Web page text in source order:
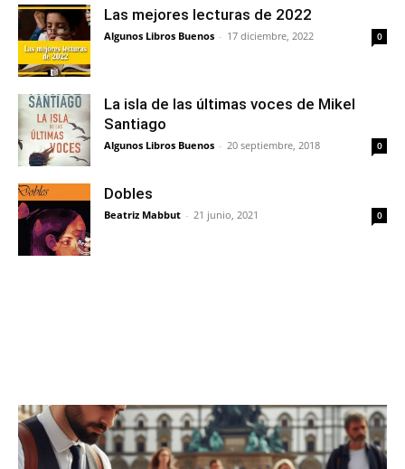
Las mejores lecturas de 2022
Algunos Libros Buenos - 17 diciembre, 2022 0
La isla de las últimas voces de Mikel
Santiago
Algunos Libros Buenos - 20 septiembre, 2018 0
Dobles
Beatriz Mabbut - 21 junio, 2021 0